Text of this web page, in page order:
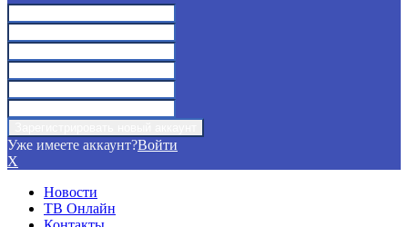
Уже имеете аккаунт?Войти
X
Новости
ТВ Онлайн